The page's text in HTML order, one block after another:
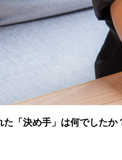
「決め手」は何でしたか